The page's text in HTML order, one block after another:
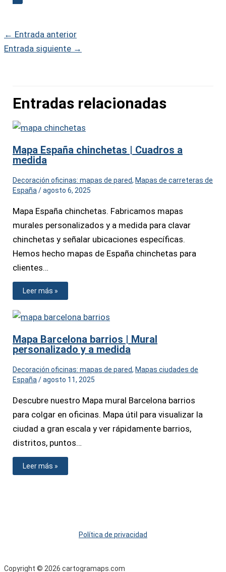
← Entrada anterior
Entrada siguiente →
Entradas relacionadas
Mapa España chinchetas | Cuadros a
medida
Decoración oficinas: mapas de pared, Mapas de carreteras de
España /agosto 6, 2025
Mapa España chinchetas. Fabricamos mapas
murales personalizados y a medida para clavar
chinchetas y señalar ubicaciones específicas.
Hemos hecho mapas de España chinchetas para
clientes…
Leer más »
Mapa Barcelona barrios | Mural
personalizado y a medida
Decoración oficinas: mapas de pared, Mapas ciudades de
España /agosto 11, 2025
Descubre nuestro Mapa mural Barcelona barrios
para colgar en oficinas. Mapa útil para visualizar la
ciudad a gran escala y ver rápidamente barrios,
distritos, puntos…
Leer más »
Política de privacidad
Copyright © 2026 cartogramaps.com